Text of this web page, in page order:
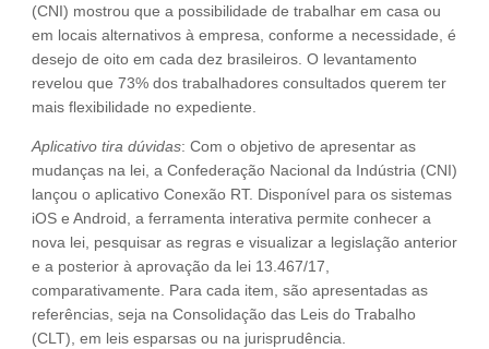
(CNI) mostrou que a possibilidade de trabalhar em casa ou
em locais alternativos à empresa, conforme a necessidade, é
desejo de oito em cada dez brasileiros. O levantamento
revelou que 73% dos trabalhadores consultados querem ter
mais flexibilidade no expediente.
Aplicativo tira dúvidas: Com o objetivo de apresentar as
mudanças na lei, a Confederação Nacional da Indústria (CNI)
lançou o aplicativo Conexão RT. Disponível para os sistemas
iOS e Android, a ferramenta interativa permite conhecer a
nova lei, pesquisar as regras e visualizar a legislação anterior
e a posterior à aprovação da lei 13.467/17,
comparativamente. Para cada item, são apresentadas as
referências, seja na Consolidação das Leis do Trabalho
(CLT), em leis esparsas ou na jurisprudência.